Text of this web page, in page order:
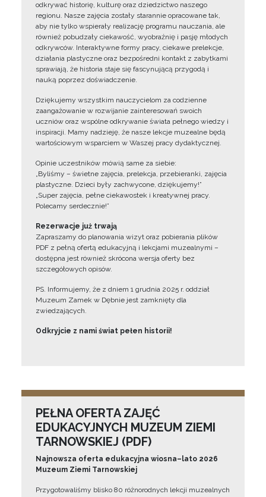
odkrywać historię, kulturę oraz dziedzictwo naszego
regionu. Nasze zajęcia zostały starannie opracowane tak,
aby nie tylko wspierały realizację programu nauczania, ale
również pobudzały ciekawość, wyobraźnię i pasję młodych
odkrywców. Interaktywne formy pracy, ciekawe prelekcje,
działania plastyczne oraz bezpośredni kontakt z zabytkami
sprawiają, że historia staje się fascynującą przygodą i
nauką poprzez doświadczenie.
Dziękujemy wszystkim nauczycielom za codzienne
zaangażowanie w rozwijanie zainteresowań swoich
uczniów oraz wspólne odkrywanie świata pełnego wiedzy i
inspiracji. Mamy nadzieję, że nasze lekcje muzealne będą
wartościowym wsparciem w Waszej pracy dydaktycznej.
Opinie uczestników mówią same za siebie:
„Byliśmy – świetne zajęcia, prelekcja, przebieranki, zajęcia
plastyczne. Dzieci były zachwycone, dziękujemy!”
„Super zajęcia, pełne ciekawostek i kreatywnej pracy.
Polecamy serdecznie!”
Rezerwacje już trwają
Zapraszamy do planowania wizyt oraz pobierania plików
PDF z pełną ofertą edukacyjną i lekcjami muzealnymi –
dostępna jest również skrócona wersja oferty bez
szczegółowych opisów.
PS. Informujemy, że z dniem 1 grudnia 2025 r. oddział
Muzeum Zamek w Dębnie jest zamknięty dla
zwiedzających.
Odkryjcie z nami świat pełen historii!
PEŁNA OFERTA ZAJĘĆ
EDUKACYJNYCH MUZEUM ZIEMI
TARNOWSKIEJ (PDF)
Najnowsza oferta edukacyjna wiosna–lato 2026
Muzeum Ziemi Tarnowskiej
Przygotowaliśmy blisko 80 różnorodnych lekcji muzealnych